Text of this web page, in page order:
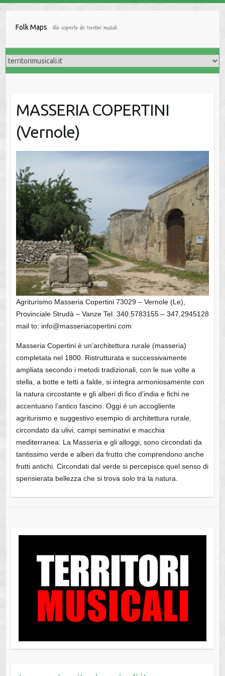
Folk Maps Alla scoperta dei territori musicali
MASSERIA COPERTINI
(Vernole)
Agriturismo Masseria Copertini 73029 – Vernole (Le),
Provinciale Strudà – Vanze Tel. 340.5783155 – 347.2945128
mail to: info@masseriacopertini.com
Masseria Copertini è un’architettura rurale (masseria)
completata nel 1800. Ristrutturata e successivamente
ampliata secondo i metodi tradizionali, con le sue volte a
stella, a botte e tetti a falde, si integra armoniosamente con
la natura circostante e gli alberi di fico d’india e fichi ne
accentuano l’antico fascino. Oggi é un accogliente
agriturismo e suggestivo esempio di architettura rurale,
circondato da ulivi, campi seminativi e macchia
mediterranea. La Masseria e gli alloggi, sono circondati da
tantissimo verde e alberi da frutto che comprendono anche
frutti antichi. Circondati dal verde si percepisce quel senso di
spensierata bellezza che si trova solo tra la natura.